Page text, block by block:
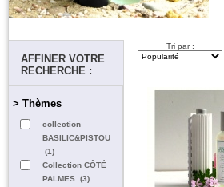
AFFINER VOTRE
RECHERCHE :
> Thèmes
collection
BASILIC&PISTOU
(1)
Collection CÔTÉ
PALMES (3)
Tri par :